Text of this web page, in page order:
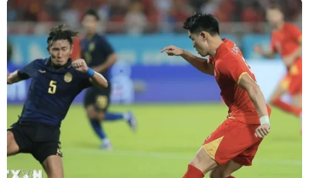
#thời sự hôm nay
#bản tin thời sự
#tội phạm
#truy nã
#tội phạm hình sự #hình sự
#công an
#vụ án
#phạm pháp #pháp luật
#pháp đình
#xã hội
#an ninh xã hội #chính trị
#VietnamPlus
#Vietnam
#Plus Mỹ
Theo dõi VietnamPlus